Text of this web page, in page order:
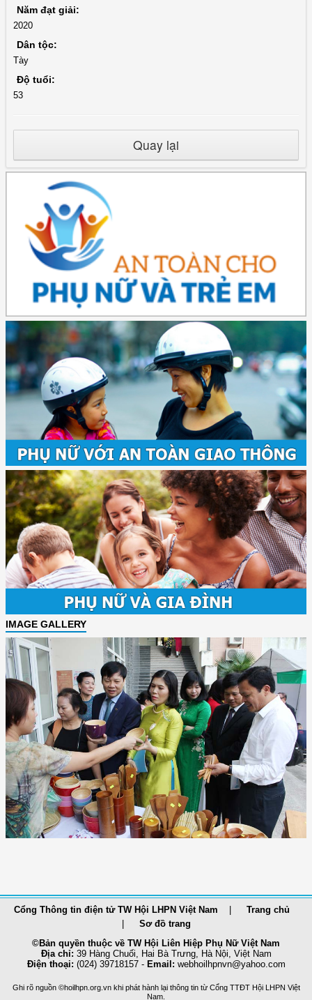
Năm đạt giải:
2020
Dân tộc:
Tày
Độ tuổi:
53
Quay lại
IMAGE GALLERY
Cổng Thông tin điện tử TW Hội LHPN Việt Nam
Trang chủ
Sơ đồ trang
©Bản quyền thuộc về TW Hội Liên Hiệp Phụ Nữ Việt Nam
Địa chỉ: 39 Hàng Chuối, Hai Bà Trưng, Hà Nội, Việt Nam
Điện thoại: (024) 39718157 - Email: webhoilhpnvn@yahoo.com
Ghi rõ nguồn ©hoilhpn.org.vn khi phát hành lại thông tin từ Cổng TTÐT Hội LHPN Việt
Nam.